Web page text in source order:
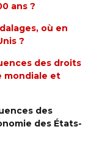
ans ?
où en
?
des droits
mondiale et
des
des États-